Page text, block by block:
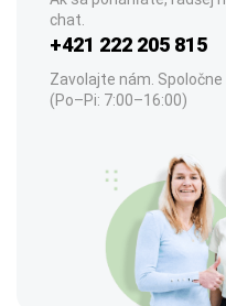
chat.
+421 222 205 815
Zavolajte nám.
(Po–Pi: 7:00–16:00)